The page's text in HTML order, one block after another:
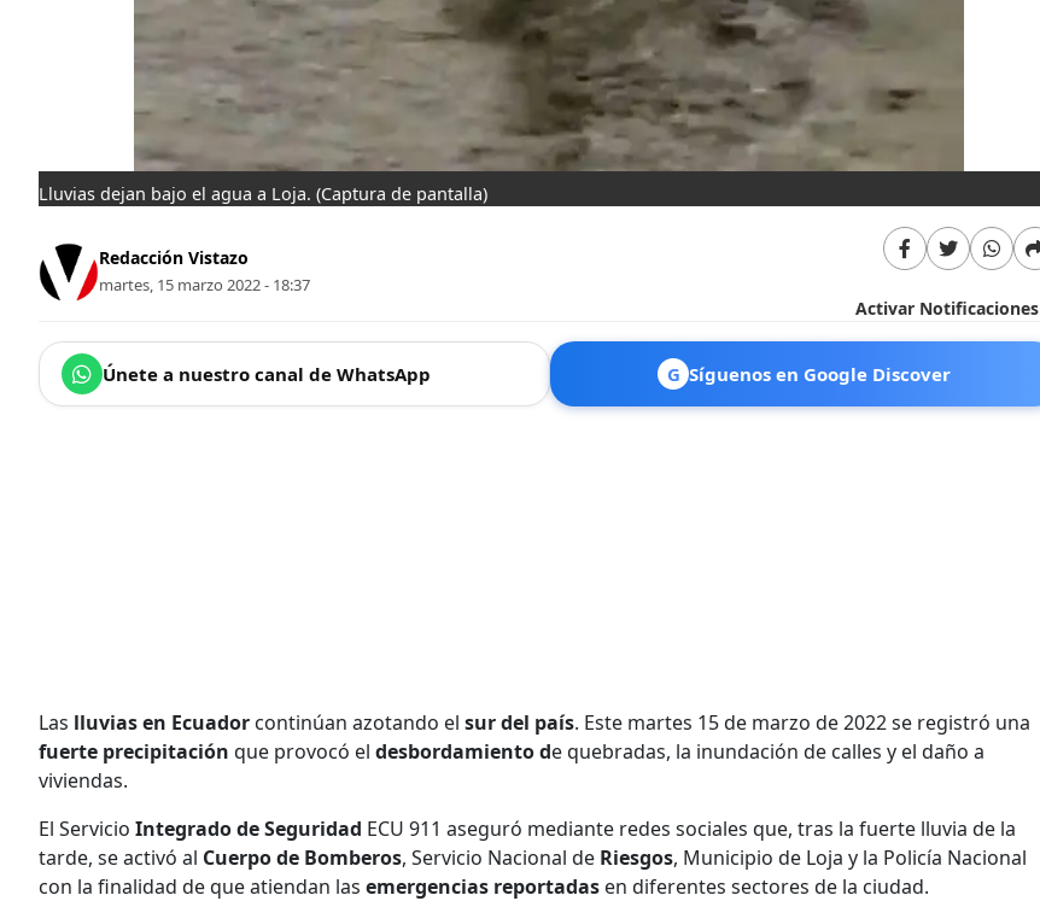
Lluvias dejan bajo el agua a Loja. (Captura de pantalla)
Redacción Vistazo
martes, 15 marzo 2022 - 18:37
Activar Notificaciones
Únete a nuestro canal de WhatsApp G Síguenos en Google Discover
Las lluvias en Ecuador continúan azotando el sur del país. Este martes 15 de marzo de 2022 se registró una
fuerte precipitación que provocó el desbordamiento de quebradas, la inundación de calles y el daño a
viviendas.
El Servicio Integrado de Seguridad ECU 911 aseguró mediante redes sociales que, tras la fuerte lluvia de la
tarde, se activó al Cuerpo de Bomberos, Servicio Nacional de Riesgos, Municipio de Loja y la Policía Nacional
con la finalidad de que atiendan las emergencias reportadas en diferentes sectores de la ciudad.